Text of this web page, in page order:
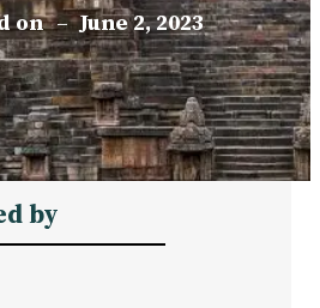
on – June 2, 2023
by